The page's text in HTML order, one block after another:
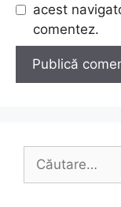
acest
comentez.
Caută